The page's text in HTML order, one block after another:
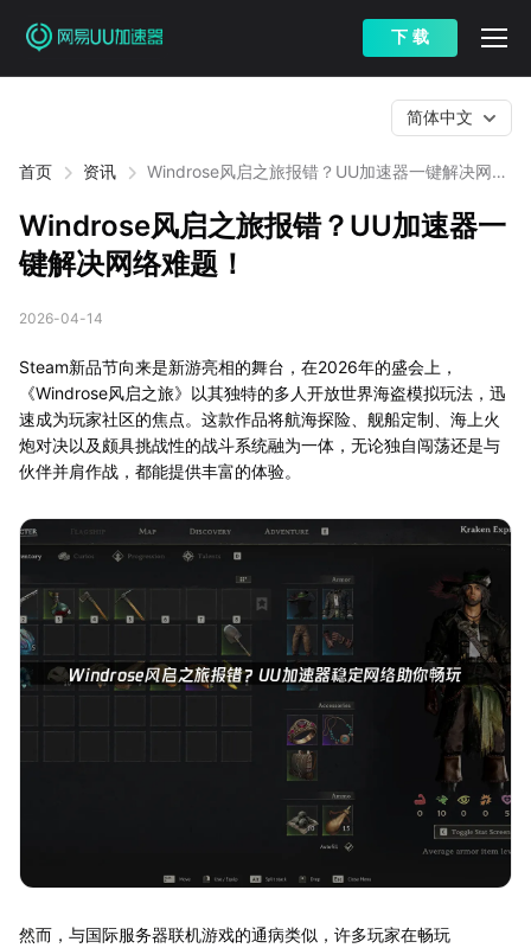
下 载
首页 资讯
Windrose风启之旅报错？UU加速器一键解决网络
简体中文
Windrose风启之旅报错？UU加速器一
键解决网络难题！
2026-04-14
Steam新品节向来是新游亮相的舞台，在2026年的盛会上，
《Windrose风启之旅》以其独特的多人开放世界海盗模拟玩法，迅
速成为玩家社区的焦点。这款作品将航海探险、舰船定制、海上火
炮对决以及颇具挑战性的战斗系统融为一体，无论独自闯荡还是与
伙伴并肩作战，都能提供丰富的体验。
然而，与国际服务器联机游戏的通病类似，许多玩家在畅玩